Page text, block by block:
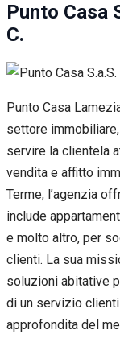
Punto Casa
C.
Punto Casa
settore
servire la clientela
vendita e affitto
Terme, l’agenzia
include
e molto altro, per
clienti. La sua
soluzioni abitative
di un servizio
approfondita del